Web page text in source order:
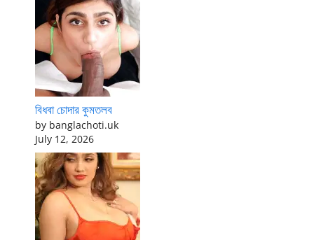
বিধবা চোদার কুমতলব
by banglachoti.uk
July 12, 2026